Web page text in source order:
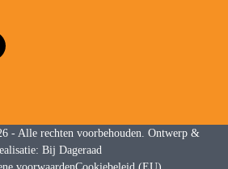
- Alle rechten voorbehouden. Ontwerp &
Bij Dageraad
voorwaardenCookiebeleid (EU)